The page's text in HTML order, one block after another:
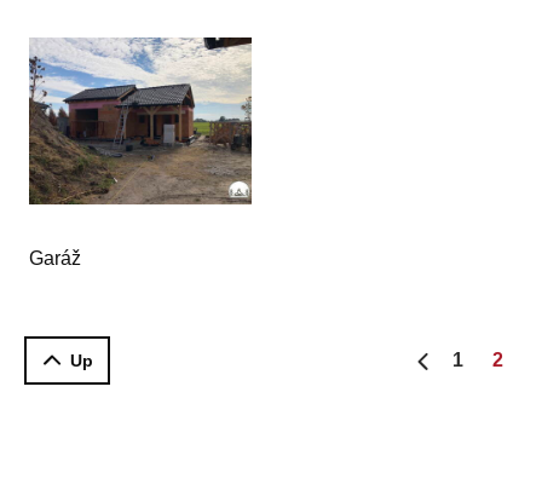
Garáž
Up 1 2